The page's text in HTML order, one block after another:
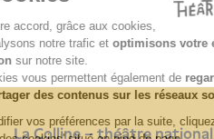
La Colline – théâtre national